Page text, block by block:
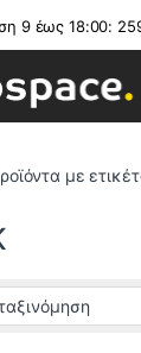
9 έως 18:00:
με